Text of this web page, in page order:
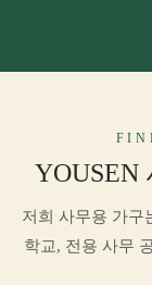
YOUSEN
저희 사무용 가구
학교, 전용 사무